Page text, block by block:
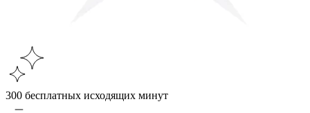
300 бесплатных исходящих минут